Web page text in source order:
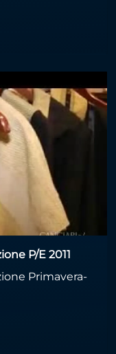
P/E 2011
Primavera-